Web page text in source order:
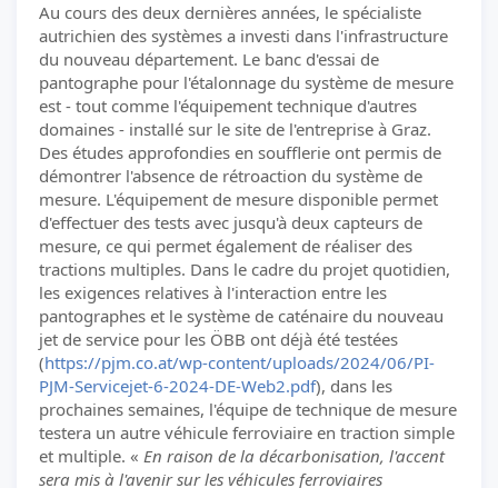
Au cours des deux dernières années, le spécialiste
autrichien des systèmes a investi dans l'infrastructure
du nouveau département. Le banc d'essai de
pantographe pour l'étalonnage du système de mesure
est - tout comme l'équipement technique d'autres
domaines - installé sur le site de l'entreprise à Graz.
Des études approfondies en soufflerie ont permis de
démontrer l'absence de rétroaction du système de
mesure. L'équipement de mesure disponible permet
d'effectuer des tests avec jusqu'à deux capteurs de
mesure, ce qui permet également de réaliser des
tractions multiples. Dans le cadre du projet quotidien,
les exigences relatives à l'interaction entre les
pantographes et le système de caténaire du nouveau
jet de service pour les ÖBB ont déjà été testées
(https://pjm.co.at/wp-content/uploads/2024/06/PI-
PJM-Servicejet-6-2024-DE-Web2.pdf), dans les
prochaines semaines, l'équipe de technique de mesure
testera un autre véhicule ferroviaire en traction simple
et multiple. « En raison de la décarbonisation, l'accent
sera mis à l'avenir sur les véhicules ferroviaires